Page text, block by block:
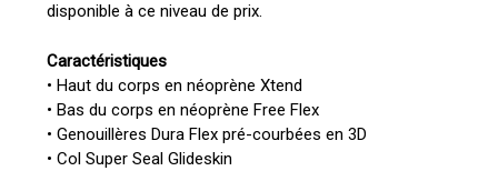
disponible à ce niveau de prix.
Caractéristiques
• Haut du corps en néoprène Xtend
• Bas du corps en néoprène Free Flex
• Genouillères Dura Flex pré-courbées en 3D
• Col Super Seal Glideskin